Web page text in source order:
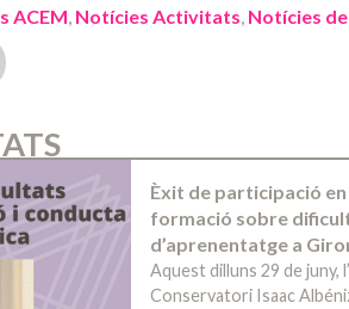
ACEM, Notícies Activitats, Notícies
Èxit de participació
formació sobre
d’aprenentatge a
Aquest dilluns 29 de juny,
Conservatori Isaac